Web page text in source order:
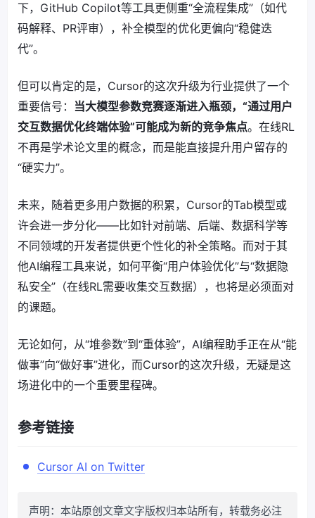
下，GitHub Copilot等工具更侧重“全流程集成”（如代
码解释、PR评审），补全模型的优化更偏向“稳健迭
代”。
但可以肯定的是，Cursor的这次升级为行业提供了一个
重要信号： 当大模型参数竞赛逐渐进入瓶颈，“通过用户
交互数据优化终端体验”可能成为新的竞争焦点。在线RL
不再是学术论文里的概念，而是能直接提升用户留存的
“硬实力”。
未来，随着更多用户数据的积累，Cursor的Tab模型或
许会进一步分化——比如针对前端、后端、数据科学等
不同领域的开发者提供更个性化的补全策略。而对于其
他AI编程工具来说，如何平衡“用户体验优化”与“数据隐
私安全”（在线RL需要收集交互数据），也将是必须面对
的课题。
无论如何，从“堆参数”到“重体验”，AI编程助手正在从“能
做事”向“做好事”进化，而Cursor的这次升级，无疑是这
场进化中的一个重要里程碑。
参考链接
Cursor AI on Twitter
声明：本站原创文章文字版权归本站所有，转载务必注